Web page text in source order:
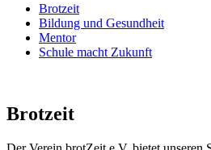
Brotzeit
Bildung und Gesundheit
Mentor
Schule macht Zukunft
Brotzeit